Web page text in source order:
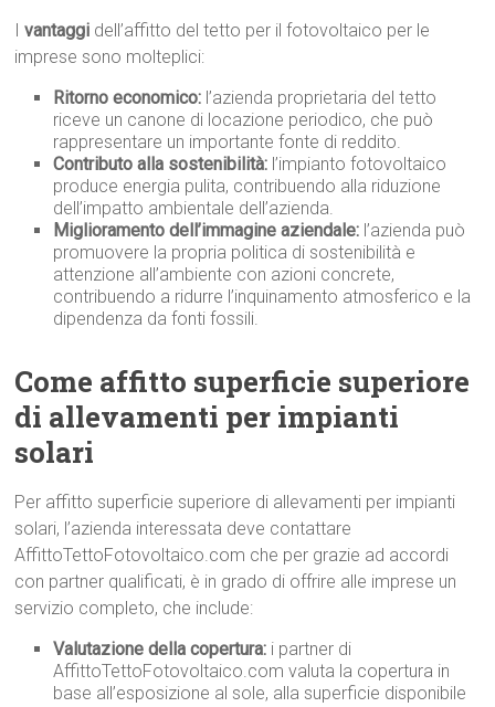
Ivantaggi dell’affitto del tetto per il fotovoltaico per le
imprese sono molteplici:
Ritorno economico: l’azienda proprietaria del tetto
riceve un canone di locazione periodico, che può
rappresentare un importante fonte di reddito.
Contributo alla sostenibilità: l’impianto fotovoltaico
produce energia pulita, contribuendo alla riduzione
dell’impatto ambientale dell’azienda.
Miglioramento dell’immagine aziendale: l’azienda può
promuovere la propria politica di sostenibilità e
attenzione all’ambiente con azioni concrete,
contribuendo a ridurre l’inquinamento atmosferico e la
dipendenza da fonti fossili.
Come affitto superficie superiore
di allevamenti per impianti
solari
Per affitto superficie superiore di allevamenti per impianti
solari, l’azienda interessata deve contattare
AffittoTettoFotovoltaico.com che per grazie ad accordi
con partner qualificati, è in grado di offrire alle imprese un
servizio completo, che include:
Valutazione della copertura: i partner di
AffittoTettoFotovoltaico.com valuta la copertura in
base all’esposizione al sole, alla superficie disponibile